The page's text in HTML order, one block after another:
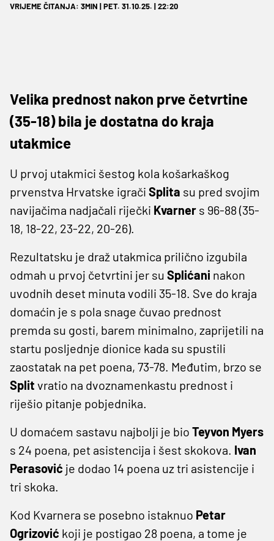
VRIJEME ČITANJA: 3MIN | PET. 31.10.25. | 22:20
Velika prednost nakon prve četvrtine
(35-18) bila je dostatna do kraja
utakmice
U prvoj utakmici šestog kola košarkaškog
prvenstva Hrvatske igrači Splita su pred svojim
navijačima nadjačali riječki Kvarner s 96-88 (35-
18, 18-22, 23-22, 20-26).
Rezultatsku je draž utakmica prilično izgubila
odmah u prvoj četvrtini jer su Splićani nakon
uvodnih deset minuta vodili 35-18. Sve do kraja
domaćin je s pola snage čuvao prednost
premda su gosti, barem minimalno, zaprijetili na
startu posljednje dionice kada su spustili
zaostatak na pet poena, 73-78. Međutim, brzo se
Split vratio na dvoznamenkastu prednost i
riješio pitanje pobjednika.
U domaćem sastavu najbolji je bio Teyvon Myers
s 24 poena, pet asistencija i šest skokova. Ivan
Perasović je dodao 14 poena uz tri asistencije i
tri skoka.
Kod Kvarnera se posebno istaknuo Petar
Ogrizović koji je postigao 28 poena, a tome je